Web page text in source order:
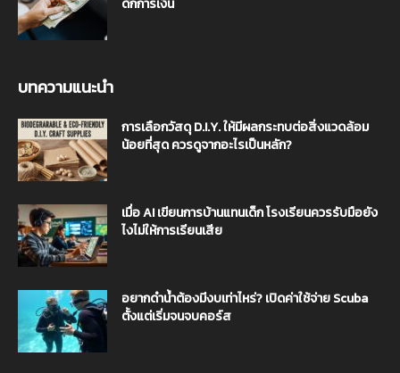
ดักการเงิน
บทความแนะนำ
การเลือกวัสดุ D.I.Y. ให้มีผลกระทบต่อสิ่งแวดล้อม
น้อยที่สุด ควรดูจากอะไรเป็นหลัก?
เมื่อ AI เขียนการบ้านแทนเด็ก โรงเรียนควรรับมือยัง
ไงไม่ให้การเรียนเสีย
อยากดำน้ำต้องมีงบเท่าไหร่? เปิดค่าใช้จ่าย Scuba
ตั้งแต่เริ่มจนจบคอร์ส